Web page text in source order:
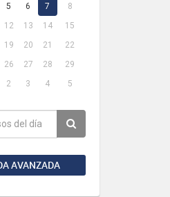
5 6 7
8
12 13 14
15
19 20 21
22
26 27 28
29
2 3 4 5
AVANZADA